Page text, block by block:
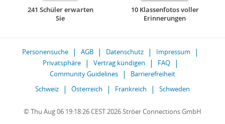
241 Schüler erwarten
Sie
10 Klassenfotos voller
Erinnerungen
Personensuche AGB Datenschutz
Impressum
Privatsphäre
Vertrag kündigen
FAQ
Community Guidelines
Barrierefreiheit
Schweiz
Österreich Frankreich Schweden
© Thu Aug 06 19:18:26 CEST 2026 Ströer Connections GmbH